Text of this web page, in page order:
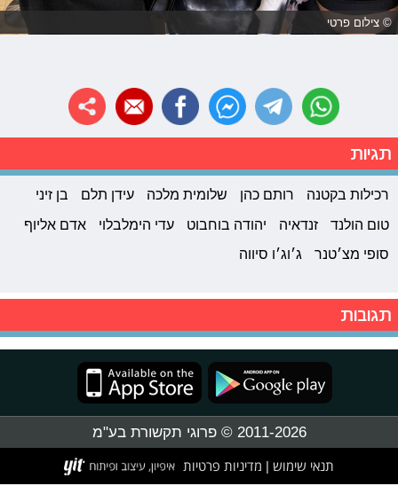
© צילום פרטי
תגיות
רכילות בקטנה רותם כהן שלומית מלכה עידן תלם
בן זיני
טום הולנד
זנדאיה יהודה בוחבוט עדי הימלבלוי
אדם אליוף
סופי מצ׳טנר
ג׳וג׳ו סיווה
תגובות
2011-2026 © פרוגי תקשורת בע"מ
תנאי שימוש מדיניות פרטיות